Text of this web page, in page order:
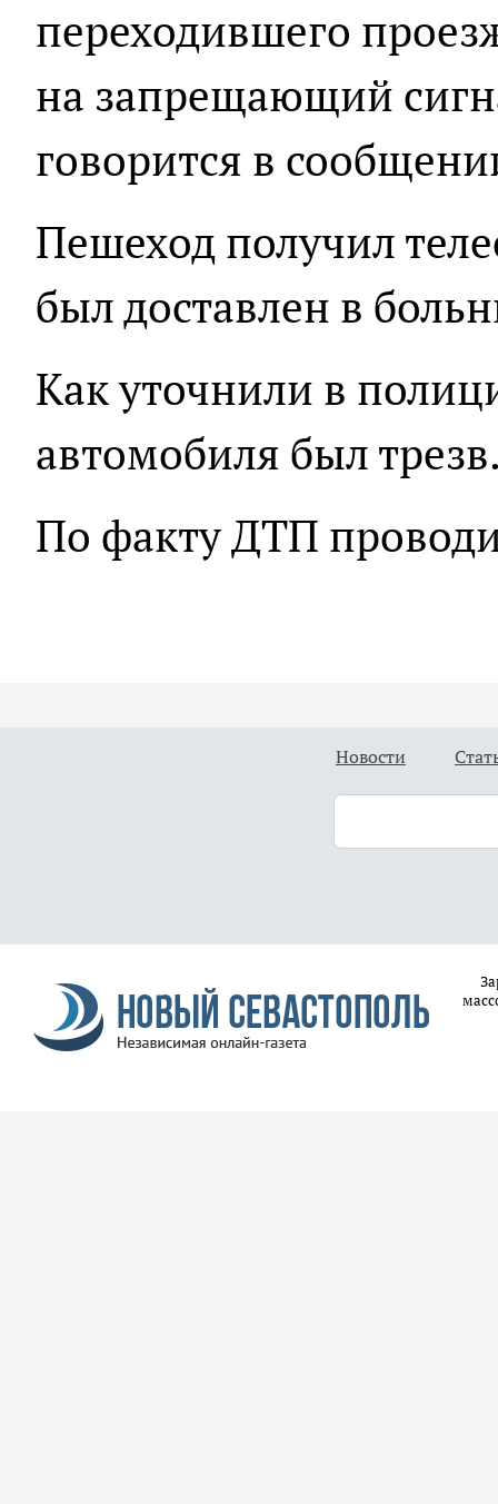
переходившего
на запрещающий
говорится в
Пешеход получил
был доставлен в
Как уточнили в
автомобиля был
По факту ДТП
Новости